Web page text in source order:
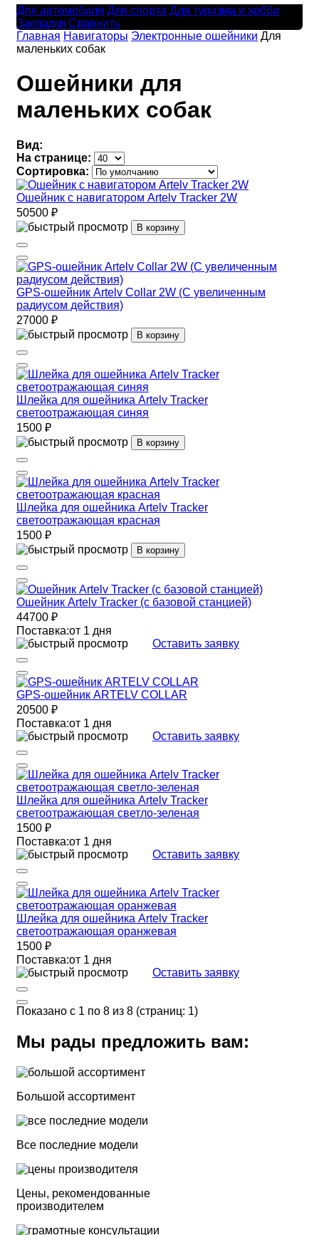
Для автомобиля Для спорта Для туризма и хобби
Закладки Сравнить
Главная Навигаторы Электронные ошейники Для
маленьких собак
Ошейники для
маленьких собак
Вид:
На странице:
Сортировка:
Ошейник с навигатором Artelv Tracker 2W
50500 ₽
В корзину
GPS-ошейник Artelv Collar 2W (С увеличенным
радиусом действия)
27000 ₽
В корзину
Шлейка для ошейника Artelv Tracker
светоотражающая синяя
1500 ₽
В корзину
Шлейка для ошейника Artelv Tracker
светоотражающая красная
1500 ₽
В корзину
Ошейник Artelv Tracker (с базовой станцией)
44700 ₽
Поставка:от 1 дня
Оставить заявку
GPS-ошейник ARTELV COLLAR
20500 ₽
Поставка:от 1 дня
Оставить заявку
Шлейка для ошейника Artelv Tracker
светоотражающая светло-зеленая
1500 ₽
Поставка:от 1 дня
Оставить заявку
Шлейка для ошейника Artelv Tracker
светоотражающая оранжевая
1500 ₽
Поставка:от 1 дня
Оставить заявку
Показано с 1 по 8 из 8 (страниц: 1)
Мы рады предложить вам:
Большой ассортимент
Все последние модели
Цены, рекомендованные
производителем